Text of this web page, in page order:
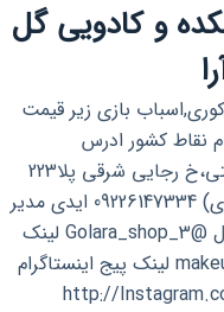
و کادویی گل
بازی زیر قیمت
نقاط کشور ادرس
تهران،قیامدشت،خ بهشتی،خ رجایی شرقی پلا223
ارتباط بامدیر (شاهرخ ابادی) 09226147334 ایدی مدیر
@Golara_sell لینک کانال @Golara_shop_3 لینک
کانال آرایشی @makeupgolara لینک پیج اینستاگرام
http://